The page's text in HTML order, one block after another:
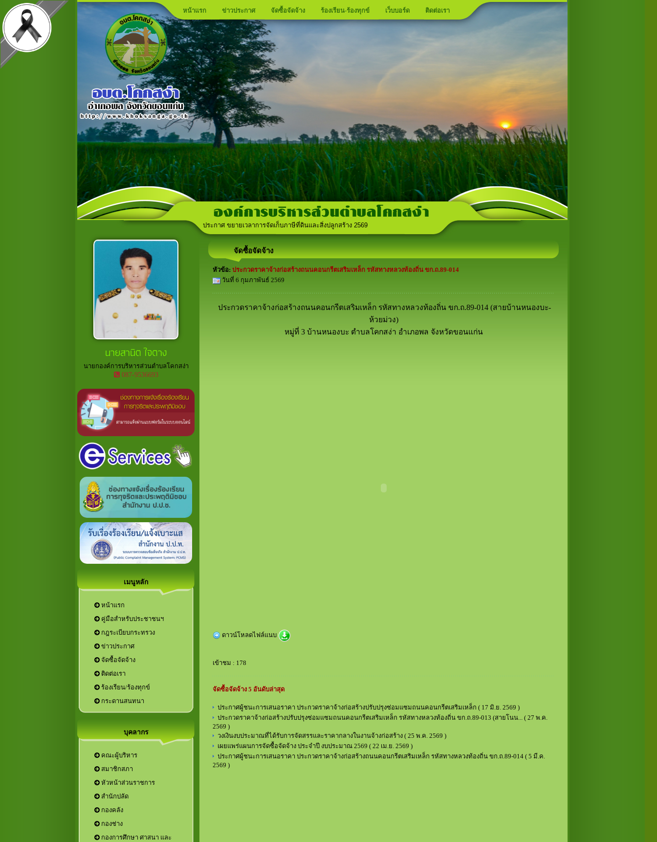
หน้าแรก ข่าวประกาศ จัดซื้อจัดจ้าง ร้องเรียน-ร้องทุกข์ เว็บบอร์ด ติดต่อเรา
ลานกีฬาภายในพื้นที่ตำบลโคกสง่า
เวทีประชาคม ประจำปีงบประมาณ 2569
อาสาสมัครท้องถิ่นรักษ์โลก (อถล.)
ประกาศ ขยายเวลาการจัดเก็บภาษีที่ดินและสิ่งปลูกสร้าง 2569
ประกาศ คุณสมบัติและลักษณะต้องห้ามในการรับสมัครเลือกตั้งสมาชิกสภาองค์การบริหารส่วนตำบลและนายกองค์การบริหารส่วนตำบลโคกสง่า
นายสานิต ใจตาง
นายกองค์การบริหารส่วนตำบลโคกสง่า
087-9536693
เมนูหลัก
หน้าแรก
คู่มือสำหรับประชาชนฯ
กฎระเบียบกระทรวง
ข่าวประกาศ
จัดซื้อจัดจ้าง
ติดต่อเรา
ร้องเรียน/ร้องทุกข์
กระดานสนทนา
บุคลากร
คณะผู้บริหาร
สมาชิกสภา
หัวหน้าส่วนราชการ
กองการศึกษา ศาสนา และ
จัดซื้อจัดจ้าง
หัวข้อ: ประกวดราคาจ้างก่อสร้างถนนคอนกรีตเสริมเหล็ก รหัสทางหลวงท้องถิ่น ขก.ถ.89-014
วันที่ 6 กุมภาพันธ์ 2569
ประกวดราคาจ้างก่อสร้างถนนคอนกรีตเสริมเหล็ก รหัสทางหลวงท้องถิ่น ขก.ถ.89-014 (สายบ้านหนองบะ-
ห้วยม่วง)
หมู่ที่ 3 บ้านหนองบะ ตำบลโคกสง่า อำเภอพล จังหวัดขอนแก่น
ดาวน์โหลดไฟล์แนบ
เข้าชม : 178
จัดซื้อจัดจ้าง 5 อันดับล่าสุด
ประกาศผู้ชนะการเสนอราคา ประกวดราคาจ้างก่อสร้างปรับปรุงซ่อมแซมถนนคอนกรีตเสริมเหล็ก ( 17 มิ.ย. 2569 )
ประกวดราคาจ้างก่อสร้างปรับปรุงซ่อมแซมถนนคอนกรีตเสริมเหล็ก รหัสทางหลวงท้องถิ่น ขก.ถ.89-013 (สายโนน...( 27 พ.ค.
2569 )
วงเงินงบประมาณที่ได้รับการจัดสรรและราคากลางในงานจ้างก่อสร้าง( 25 พ.ค. 2569 )
เผยแพร่แผนการจัดซื้อจัดจ้าง ประจำปี งบประมาณ 2569 ( 22 เม.ย. 2569 )
ประกาศผู้ชนะการเสนอราคา ประกวดราคาจ้างก่อสร้างถนนคอนกรีตเสริมเหล็ก รหัสทางหลวงท้องถิ่น ขก.ถ.89-014( 5 มี.ค.
2569 )